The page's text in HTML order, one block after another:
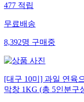
477적립
무료배송
8,392명구매중
[대구 10미] 과일 연육
막창 1KG (총 5인분구